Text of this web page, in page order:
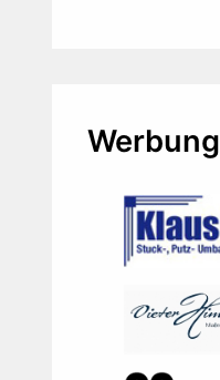
Werbung